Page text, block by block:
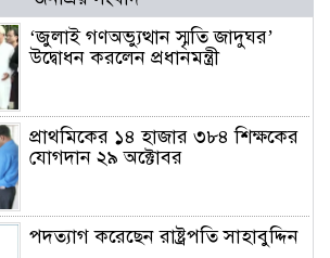
‘জুলাই গণঅভ্যুত্থান স্মৃতি জাদুঘর’
উদ্বোধন করলেন প্রধানমন্ত্রী
প্রাথমিকের ১৪ হাজার ৩৮৪ শিক্ষকের
যোগদান ২৯ অক্টোবর
পদত্যাগ করেছেন রাষ্ট্রপতি সাহাবুদ্দিন